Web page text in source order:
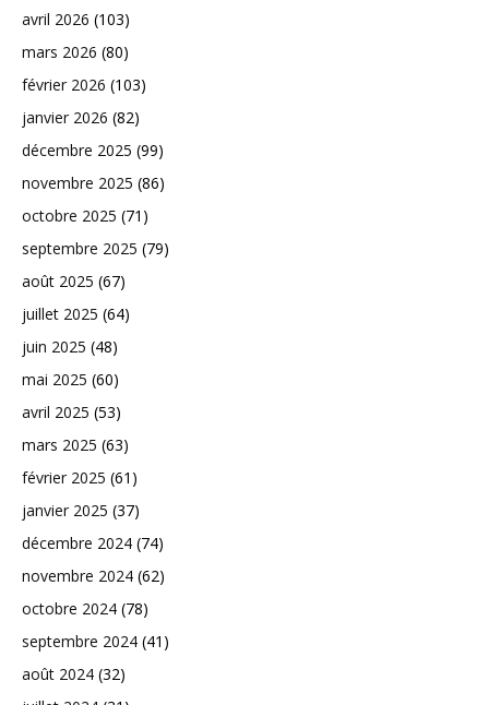
avril 2026 (103)
mars 2026 (80)
février 2026 (103)
janvier 2026 (82)
décembre 2025 (99)
novembre 2025 (86)
octobre 2025 (71)
septembre 2025 (79)
août 2025 (67)
juillet 2025 (64)
juin 2025 (48)
mai 2025 (60)
avril 2025 (53)
mars 2025 (63)
février 2025 (61)
janvier 2025 (37)
décembre 2024 (74)
novembre 2024 (62)
octobre 2024 (78)
septembre 2024 (41)
août 2024 (32)